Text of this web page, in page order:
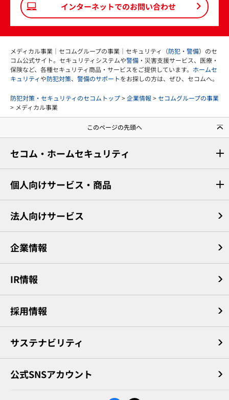
インターネットでのお問い合わせ
メディカル事業｜セコムグループの事業｜セキュリティ（防犯 ・ 警備）のセ
コム公式サイト。セキュリティシステムや警備 ・災害支援サービス、医療・
保険など、各種セキュリティ商品・サービスをご提供しています。 ホームセ
キュリティや防犯対策、 警備のサポートをお探しの方は、ぜひ、セコムへ。
防犯対策・セキュリティのセコムトップ>企業情報 >セコムグループの事業
> メディカル事業
このページの先頭へ
セコム・ホームセキュリティ
個人向けサービス・商品
法人向けサービス
企業情報
IR情報
採用情報
サステナビリティ
公式SNSアカウント